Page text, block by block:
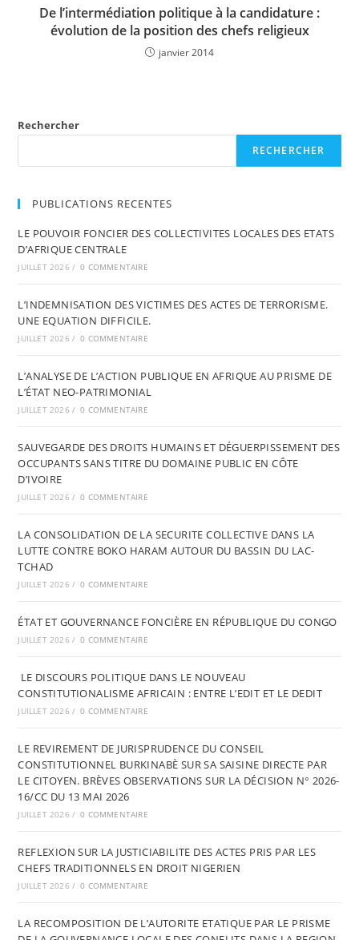
De l’intermédiation politique à la candidature :
évolution de la position des chefs religieux
janvier 2014
Rechercher
RECHERCHER
PUBLICATIONS RECENTES
LE POUVOIR FONCIER DES COLLECTIVITES LOCALES DES ETATS
D’AFRIQUE CENTRALE
JUILLET 2026 / 0 COMMENTAIRE
L’INDEMNISATION DES VICTIMES DES ACTES DE TERRORISME.
UNE EQUATION DIFFICILE.
JUILLET 2026 / 0 COMMENTAIRE
L’ANALYSE DE L’ACTION PUBLIQUE EN AFRIQUE AU PRISME DE
L’ÉTAT NEO-PATRIMONIAL
JUILLET 2026 / 0 COMMENTAIRE
SAUVEGARDE DES DROITS HUMAINS ET DÉGUERPISSEMENT DES
OCCUPANTS SANS TITRE DU DOMAINE PUBLIC EN CÔTE
D’IVOIRE
JUILLET 2026 / 0 COMMENTAIRE
LA CONSOLIDATION DE LA SECURITE COLLECTIVE DANS LA
LUTTE CONTRE BOKO HARAM AUTOUR DU BASSIN DU LAC-
TCHAD
JUILLET 2026 / 0 COMMENTAIRE
ÉTAT ET GOUVERNANCE FONCIÈRE EN RÉPUBLIQUE DU CONGO
JUILLET 2026 / 0 COMMENTAIRE
LE DISCOURS POLITIQUE DANS LE NOUVEAU
CONSTITUTIONALISME AFRICAIN : ENTRE L’EDIT ET LE DEDIT
JUILLET 2026 / 0 COMMENTAIRE
LE REVIREMENT DE JURISPRUDENCE DU CONSEIL
CONSTITUTIONNEL BURKINABÈ SUR SA SAISINE DIRECTE PAR
LE CITOYEN. BRÈVES OBSERVATIONS SUR LA DÉCISION N° 2026-
16/CC DU 13 MAI 2026
JUILLET 2026 / 0 COMMENTAIRE
REFLEXION SUR LA JUSTICIABILITE DES ACTES PRIS PAR LES
CHEFS TRADITIONNELS EN DROIT NIGERIEN
JUILLET 2026 / 0 COMMENTAIRE
LA RECOMPOSITION DE L’AUTORITE ETATIQUE PAR LE PRISME